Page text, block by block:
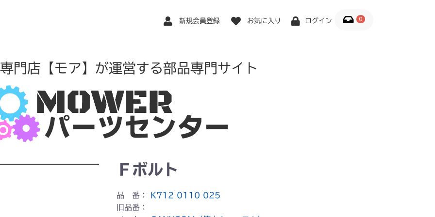
新規会員登録 お気に入り ログイン 0
門店【モア】が運営する部品専門サイト
Ｆボルト
品 番：
K712 0110 025
旧品番：